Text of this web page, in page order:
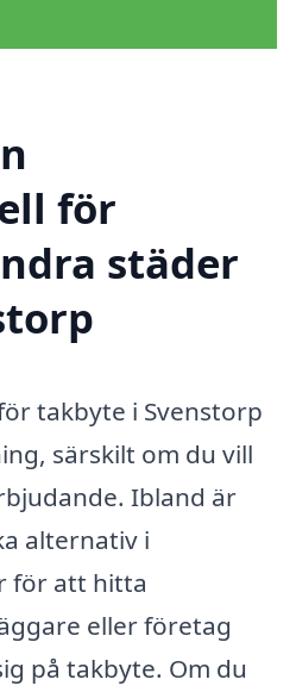
för
städer
takbyte i Svenstorp
särskilt om du vill
Ibland är
alternativ i
för att hitta
eller företag
på takbyte. Om du